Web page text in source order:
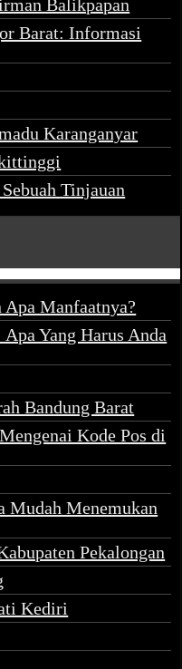
Balikpapan
Barat: Informasi
Karanganyar
Tinjauan
Apa Manfaatnya?
Yang Harus Anda
Bandung Barat
Kode Pos di
Mudah Menemukan
Pekalongan
Kediri